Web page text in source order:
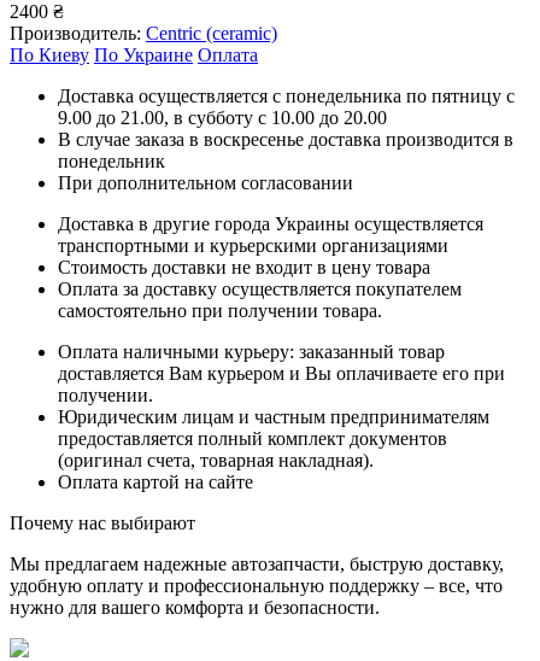
2400 ₴
Производитель: Centric (ceramic)
По Киеву По Украине Оплата
Доставка осуществляется с понедельника по пятницу с
9.00 до 21.00, в субботу с 10.00 до 20.00
В случае заказа в воскресенье доставка производится в
понедельник
При дополнительном согласовании
Доставка в другие города Украины осуществляется
транспортными и курьерскими организациями
Стоимость доставки не входит в цену товара
Оплата за доставку осуществляется покупателем
самостоятельно при получении товара.
Оплата наличными курьеру: заказанный товар
доставляется Вам курьером и Вы оплачиваете его при
получении.
Юридическим лицам и частным предпринимателям
предоставляется полный комплект документов
(оригинал счета, товарная накладная).
Оплата картой на сайте
Почему нас выбирают
Мы предлагаем надежные автозапчасти, быструю доставку,
удобную оплату и профессиональную поддержку – все, что
нужно для вашего комфорта и безопасности.